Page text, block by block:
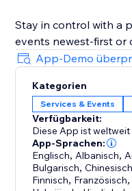
Stay in control with a
events newest-first or
or past, and toggle
descriptions, and
panel lets you fine-
backgrounds,
— so every detail
App-Demo
Kategorien
Services & Events
Verfügbarkeit:
Diese App ist
App-Sprachen:
Englisch, Albanisch,
Bulgarisch,Chinesisch
Finnisch, Französisch